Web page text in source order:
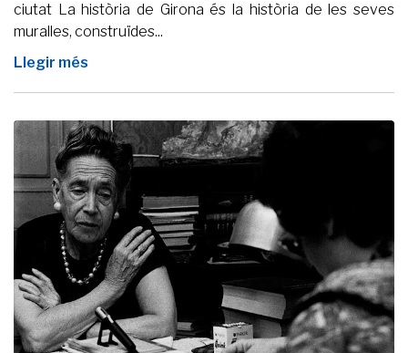
ciutat La història de Girona és la història de les seves
muralles, construïdes...
Llegir més